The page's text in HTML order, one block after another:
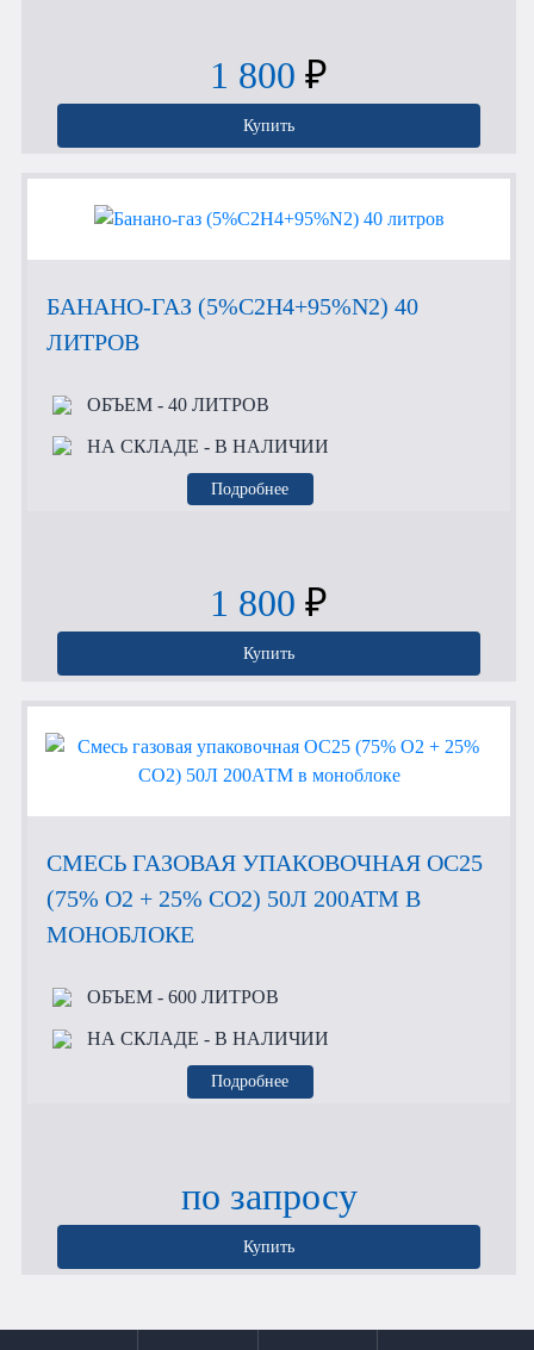
1 800 ₽
Купить
БАНАНО-ГАЗ (5%C2H4+95%N2) 40
ЛИТРОВ
ОБЪЕМ- 40 ЛИТРОВ
НА СКЛАДЕ - В НАЛИЧИИ
Подробнее
1 800 ₽
Купить
СМЕСЬ ГАЗОВАЯ УПАКОВОЧНАЯ OC25
(75% O2 + 25% CO2) 50Л 200АТМ В
МОНОБЛОКЕ
ОБЪЕМ- 600 ЛИТРОВ
НА СКЛАДЕ - В НАЛИЧИИ
Подробнее
по запросу
Купить